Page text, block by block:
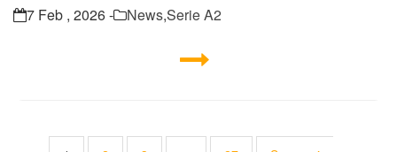
7 Feb , 2026 - News,Serie A2